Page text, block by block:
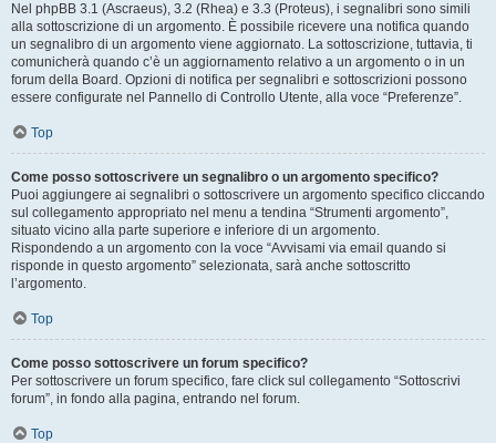
Nel phpBB 3.1 (Ascraeus), 3.2 (Rhea) e 3.3 (Proteus), i segnalibri sono simili
alla sottoscrizione di un argomento. È possibile ricevere una notifica quando
un segnalibro di un argomento viene aggiornato. La sottoscrizione, tuttavia, ti
comunicherà quando c’è un aggiornamento relativo a un argomento o in un
forum della Board. Opzioni di notifica per segnalibri e sottoscrizioni possono
essere configurate nel Pannello di Controllo Utente, alla voce “Preferenze”.
Top
Come posso sottoscrivere un segnalibro o un argomento specifico?
Puoi aggiungere ai segnalibri o sottoscrivere un argomento specifico cliccando
sul collegamento appropriato nel menu a tendina “Strumenti argomento”,
situato vicino alla parte superiore e inferiore di un argomento.
Rispondendo a un argomento con la voce “Avvisami via email quando si
risponde in questo argomento” selezionata, sarà anche sottoscritto
l’argomento.
Top
Come posso sottoscrivere un forum specifico?
Per sottoscrivere un forum specifico, fare click sul collegamento “Sottoscrivi
forum”, in fondo alla pagina, entrando nel forum.
Top